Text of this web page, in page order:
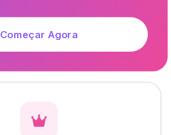
Começar Agora